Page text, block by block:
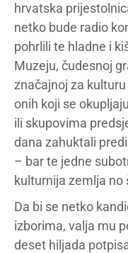
hrvatska
netko bude radio
pohrlili te hladne i
Muzeju, čudesnoj
značajnoj za
onih koji se
ili skupovima
dana zahuktali
– bar te jedne
kulturnija zemlja
Da bi se netko
izborima, valja mu
deset hiljada